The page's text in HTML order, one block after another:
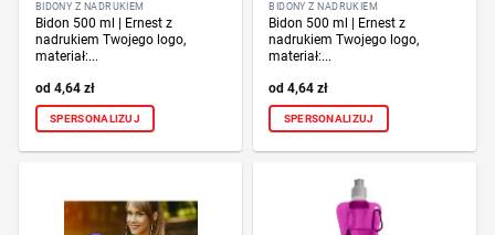
BIDONY Z NADRUKIEM
Bidon 500 ml | Ernest z
nadrukiem Twojego logo,
materiał:...
4,64 zł
SPERSONALIZUJ
BIDONY Z NADRUKIEM
Bidon 500 ml | Ernest z
nadrukiem Twojego logo,
materiał:...
4,64zł
SPERSONALIZUJ